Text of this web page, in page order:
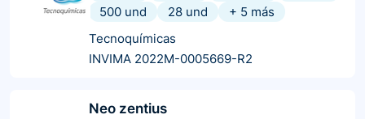
500 und
28 und + 5 más
Tecnoquímicas
INVIMA 2022M-0005669-R2
Neo zentius